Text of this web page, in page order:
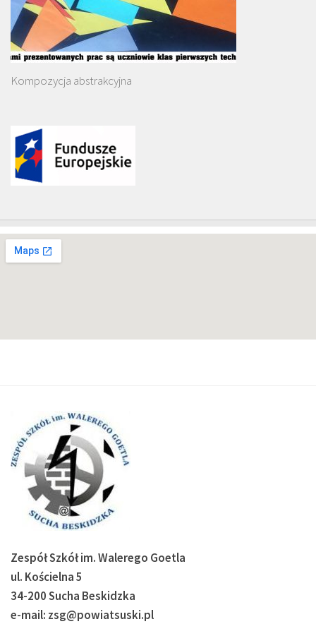
Kompozycja abstrakcyjna
Zespół Szkół im. Walerego Goetla
ul. Kościelna 5
34-200 Sucha Beskidzka
e-mail: zsg@powiatsuski.pl